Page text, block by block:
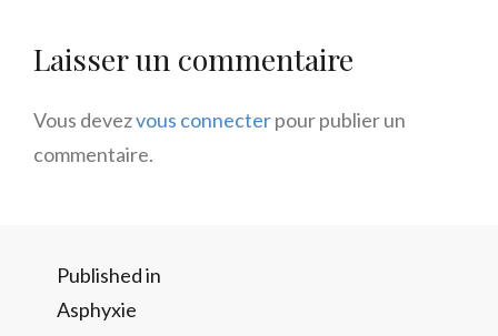
Laisser un commentaire
Vous devezvous connecterpour publier un
commentaire.
Navigation
de
Published in
Asphyxie